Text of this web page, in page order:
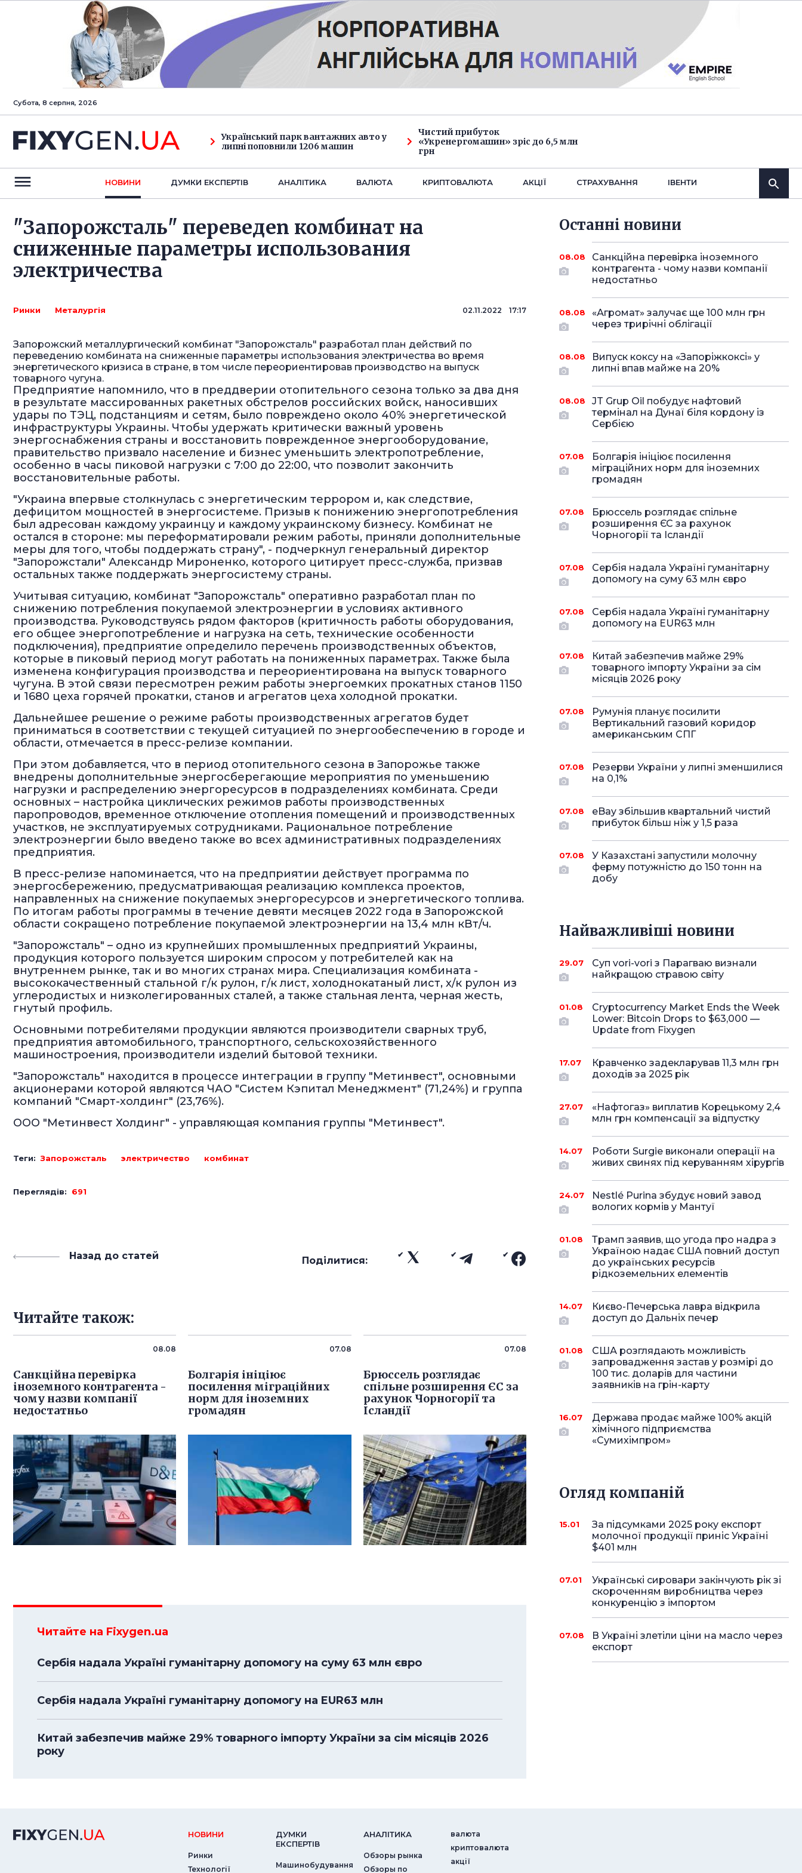
Субота, 8 серпня, 2026
Український парк вантажних авто у
липні поповнили 1206 машин
Чистий прибуток
«Укренергомашин» зріс до 6,5 млн
грн
НОВИНИ ДУМКИ ЕКСПЕРТIВ АНАЛIТИКА ВАЛЮТА КРИПТОВАЛЮТА АКЦІЇ СТРАХУВАННЯ IВЕНТИ
"Запорожсталь" переведеn комбинат на
сниженные параметры использования
электричества
Ринки Металургія 02.11.2022 17:17
Запорожский металлургический комбинат "Запорожсталь" разработал план действий по
переведению комбината на сниженные параметры использования электричества во время
энергетического кризиса в стране, в том числе переориентировав производство на выпуск
товарного чугуна.
Предприятие напомнило, что в преддверии отопительного сезона только за два дня
в результате массированных ракетных обстрелов российских войск, наносивших
удары по ТЭЦ, подстанциям и сетям, было повреждено около 40% энергетической
инфраструктуры Украины. Чтобы удержать критически важный уровень
энергоснабжения страны и восстановить поврежденное энергооборудование,
правительство призвало население и бизнес уменьшить электропотребление,
особенно в часы пиковой нагрузки с 7:00 до 22:00, что позволит закончить
восстановительные работы.
"Украина впервые столкнулась с энергетическим террором и, как следствие,
дефицитом мощностей в энергосистеме. Призыв к понижению энергопотребления
был адресован каждому украинцу и каждому украинскому бизнесу. Комбинат не
остался в стороне: мы переформатировали режим работы, приняли дополнительные
меры для того, чтобы поддержать страну", - подчеркнул генеральный директор
"Запорожстали" Александр Мироненко, которого цитирует пресс-служба, призвав
остальных также поддержать энергосистему страны.
Учитывая ситуацию, комбинат "Запорожсталь" оперативно разработал план по
снижению потребления покупаемой электроэнергии в условиях активного
производства. Руководствуясь рядом факторов (критичность работы оборудования,
его общее энергопотребление и нагрузка на сеть, технические особенности
подключения), предприятие определило перечень производственных объектов,
которые в пиковый период могут работать на пониженных параметрах. Также была
изменена конфигурация производства и переориентирована на выпуск товарного
чугуна. В этой связи пересмотрен режим работы энергоемких прокатных станов 1150
и 1680 цеха горячей прокатки, станов и агрегатов цеха холодной прокатки.
Дальнейшее решение о режиме работы производственных агрегатов будет
приниматься в соответствии с текущей ситуацией по энергообеспечению в городе и
области, отмечается в пресс-релизе компании.
При этом добавляется, что в период отопительного сезона в Запорожье также
внедрены дополнительные энергосберегающие мероприятия по уменьшению
нагрузки и распределению энергоресурсов в подразделениях комбината. Среди
основных – настройка циклических режимов работы производственных
паропроводов, временное отключение отопления помещений и производственных
участков, не эксплуатируемых сотрудниками. Рациональное потребление
электроэнергии было введено также во всех административных подразделениях
предприятия.
В пресс-релизе напоминается, что на предприятии действует программа по
энергосбережению, предусматривающая реализацию комплекса проектов,
направленных на снижение покупаемых энергоресурсов и энергетического топлива.
По итогам работы программы в течение девяти месяцев 2022 года в Запорожской
области сокращено потребление покупаемой электроэнергии на 13,4 млн кВт/ч.
"Запорожсталь" – одно из крупнейших промышленных предприятий Украины,
продукция которого пользуется широким спросом у потребителей как на
внутреннем рынке, так и во многих странах мира. Специализация комбината -
высококачественный стальной г/к рулон, г/к лист, холоднокатаный лист, х/к рулон из
углеродистых и низколегированных сталей, а также стальная лента, черная жесть,
гнутый профиль.
Основными потребителями продукции являются производители сварных труб,
предприятия автомобильного, транспортного, сельскохозяйственного
машиностроения, производители изделий бытовой техники.
"Запорожсталь" находится в процессе интеграции в группу "Метинвест", основными
акционерами которой являются ЧАО "Систем Кэпитал Менеджмент" (71,24%) и группа
компаний "Смарт-холдинг" (23,76%).
ООО "Метинвест Холдинг" - управляющая компания группы "Метинвест".
Теги:Запорожсталь электричество комбинат
Переглядів: 691
Назад до статей Поділитися:
Читайте також:
08.08
Санкційна перевірка
іноземного контрагента -
чому назви компанії
недостатньо
07.08
Болгарія ініціює
посилення міграційних
норм для іноземних
громадян
07.08
Брюссель розглядає
спільне розширення ЄС за
рахунок Чорногорії та
Ісландії
Читайте на Fixygen.ua
Сербія надала Україні гуманітарну допомогу на суму 63 млн євро
Сербія надала Україні гуманітарну допомогу на EUR63 млн
Китай забезпечив майже 29% товарного імпорту України за сім місяців 2026
року
Останнi новини
08.08
Санкційна перевірка іноземного
контрагента - чому назви компанії
недостатньо
08.08
«Агромат» залучає ще 100 млн грн
через трирічні облігації
08.08
Випуск коксу на «Запоріжкоксі» у
липні впав майже на 20%
08.08
JT Grup Oil побудує нафтовий
термінал на Дунаї біля кордону із
Сербією
07.08
Болгарія ініціює посилення
міграційних норм для іноземних
громадян
07.08
Брюссель розглядає спільне
розширення ЄС за рахунок
Чорногорії та Ісландії
07.08
Сербія надала Україні гуманітарну
допомогу на суму 63 млн євро
07.08
Сербія надала Україні гуманітарну
допомогу на EUR63 млн
07.08
Китай забезпечив майже 29%
товарного імпорту України за сім
місяців 2026 року
07.08
Румунія планує посилити
Вертикальний газовий коридор
американським СПГ
07.08
Резерви України у липні зменшилися
на 0,1%
07.08
eBay збільшив квартальний чистий
прибуток більш ніж у 1,5 раза
07.08
У Казахстані запустили молочну
ферму потужністю до 150 тонн на
добу
Найважливіші новини
29.07
Суп vori-vori з Парагваю визнали
найкращою стравою світу
01.08
Cryptocurrency Market Ends the Week
Lower: Bitcoin Drops to $63,000 —
Update from Fixygen
17.07
Кравченко задекларував 11,3 млн грн
доходів за 2025 рік
27.07
«Нафтогаз» виплатив Корецькому 2,4
млн грн компенсації за відпустку
14.07
Роботи Surgie виконали операції на
живих свинях під керуванням хірургів
24.07
Nestlé Purina збудує новий завод
вологих кормів у Мантуї
01.08
Трамп заявив, що угода про надра з
Україною надає США повний доступ
до українських ресурсів
рідкоземельних елементів
14.07
Києво-Печерська лавра відкрила
доступ до Дальніх печер
01.08
США розглядають можливість
запровадження застав у розмірі до
100 тис. доларів для частини
заявників на грін-карту
16.07
Держава продає майже 100% акцій
хімічного підприємства
«Сумихімпром»
Огляд компаній
15.01
За підсумками 2025 року експорт
молочної продукції приніс Україні
$401 млн
07.01
Українські сировари закінчують рік зі
скороченням виробництва через
конкуренцію з імпортом
07.08
В Україні злетіли ціни на масло через
експорт
НОВИНИ
Ринки
Технології
ДУМКИ
ЕКСПЕРТIВ
Машинобудування
АНАЛIТИКА
Обзоры рынка
Обзоры по
валюта
криптовалюта
акції